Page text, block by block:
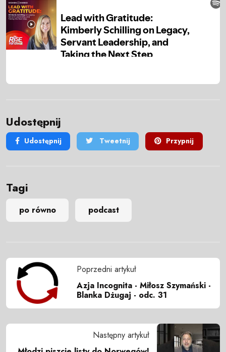
Udostępnij
Udostępnij Tweetnij Przypnij
Tagi
po równo podcast
Poprzedni artykuł
Azja Incognita - Miłosz Szymański -
Blanka Dżugaj - odc. 31
Następny artykuł